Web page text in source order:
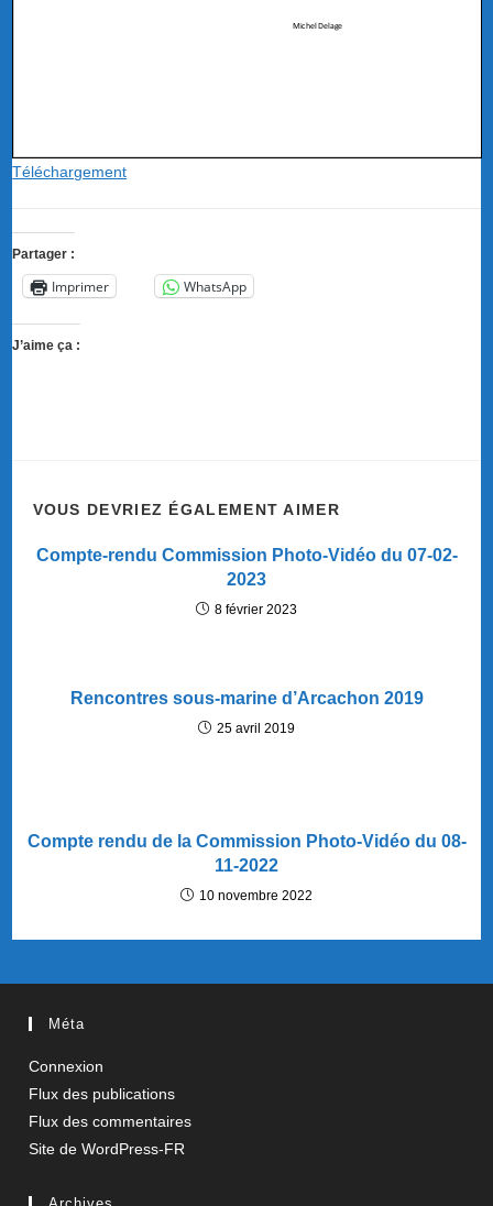
Téléchargement
Partager :
Imprimer WhatsApp
J’aime ça :
VOUS DEVRIEZ ÉGALEMENT AIMER
Compte-rendu Commission Photo-Vidéo du 07-02-
2023
8 février 2023
Rencontres sous-marine d’Arcachon 2019
25 avril 2019
Compte rendu de la Commission Photo-Vidéo du 08-
11-2022
10 novembre 2022
Méta
Connexion
Flux des publications
Flux des commentaires
Site de WordPress-FR